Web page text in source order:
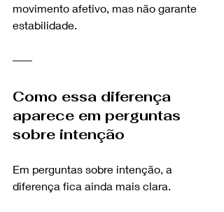
movimento afetivo, mas não garante
estabilidade.
Como essa diferença
aparece em perguntas
sobre intenção
Em perguntas sobre intenção, a
diferença fica ainda mais clara.